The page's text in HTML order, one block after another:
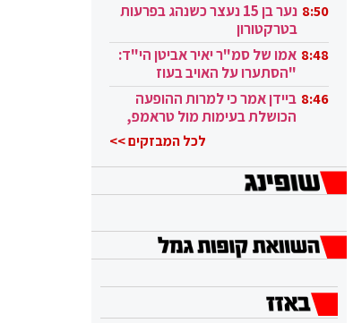
8:50
נער בן 15 נעצר כשנהג בפרעות
בטרקטורון
8:48 אמו של סמ"ר יאיר אביטן הי"ד:
"הסתערו על האויב בעוז
ובגבורה" 8:46 ביידן אמר כי למרות ההופעה
הכושלת בעימות מול טראמפ,
לכל המבזקים >>